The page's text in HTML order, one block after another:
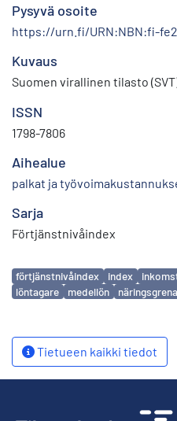
Pysyvä osoite
https://urn.fi/URN:NBN:fi-
Kuvaus
Suomen virallinen tilasto
ISSN
1798-7806
Aihealue
palkat ja
Sarja
Förtjänstnivåindex
Avainsanat
förtjänstnivåindex index
löntagare
medellön
Tietueen kaikki tiedot